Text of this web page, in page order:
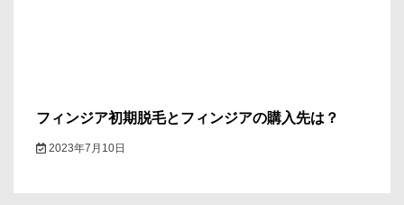
フィンジア初期脱毛とフィンジアの購入先は？
2023年7月10日